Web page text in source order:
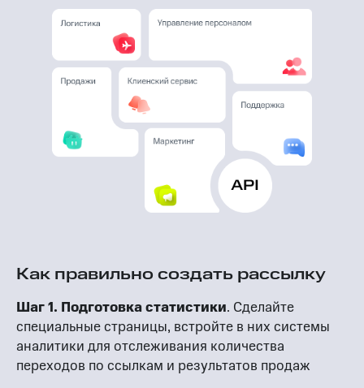
Как правильно создать рассылку
Шаг 1. Подготовка статистики. Сделайте
специальные страницы, встройте в них системы
аналитики для отслеживания количества
переходов по ссылкам и результатов продаж